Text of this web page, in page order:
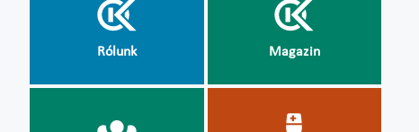
Rólunk Magazin